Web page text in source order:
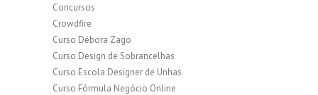
Concursos
Crowdfire
Curso Débora Zago
Curso Design de Sobrancelhas
Curso Escola Designer de Unhas
Curso Fórmula Negócio Online